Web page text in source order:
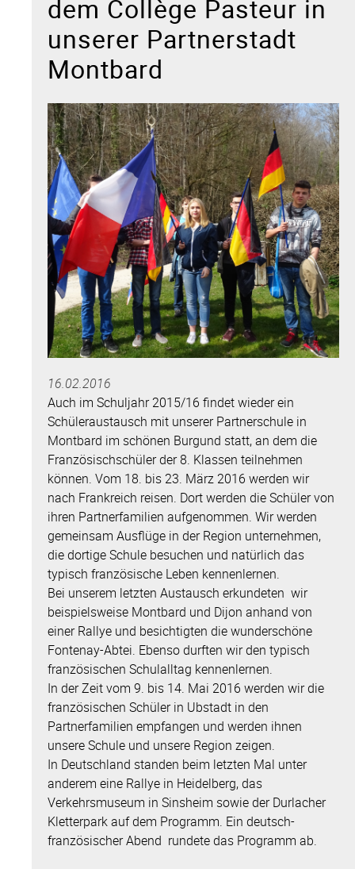
dem Collège Pasteur in
unserer Partnerstadt
Montbard
16.02.2016
Auch im Schuljahr 2015/16 findet wieder ein
Schüleraustausch mit unserer Partnerschule in
Montbard im schönen Burgund statt, an dem die
Französischschüler der 8. Klassen teilnehmen
können. Vom 18. bis 23. März 2016 werden wir
nach Frankreich reisen. Dort werden die Schüler von
ihren Partnerfamilien aufgenommen. Wir werden
gemeinsam Ausflüge in der Region unternehmen,
die dortige Schule besuchen und natürlich das
typisch französische Leben kennenlernen.
Bei unserem letzten Austausch erkundeten wir
beispielsweise Montbard und Dijon anhand von
einer Rallye und besichtigten die wunderschöne
Fontenay-Abtei. Ebenso durften wir den typisch
französischen Schulalltag kennenlernen.
In der Zeit vom 9. bis 14. Mai 2016 werden wir die
französischen Schüler in Ubstadt in den
Partnerfamilien empfangen und werden ihnen
unsere Schule und unsere Region zeigen.
In Deutschland standen beim letzten Mal unter
anderem eine Rallye in Heidelberg, das
Verkehrsmuseum in Sinsheim sowie der Durlacher
Kletterpark auf dem Programm. Ein deutsch-
französischer Abend rundete das Programm ab.